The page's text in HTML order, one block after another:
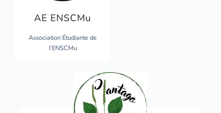
AE ENSCMu
Association Étudiante de
l’ENSCMu